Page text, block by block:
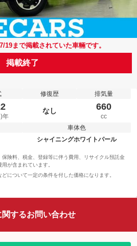
19まで掲載されていた車輛です。
掲載終了
年
修復歴
なし
排気量
660
cc
車体色
シャイニングホワイトパール
険料、税金、登録等に伴う費用、リサイクル預託金
が含まれています。
について一定の条件を付した価格になります。
関するお問い合わせ